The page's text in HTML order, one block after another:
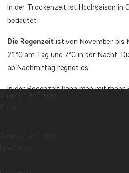
In der Trockenzeit ist Hochsaison in
bedeutet.
Die Regenzeit ist von November bis
21°C am Tag und 7°C in der Nacht.
ab Nachmittag regnet es.
In der Regenzeit kann man mit